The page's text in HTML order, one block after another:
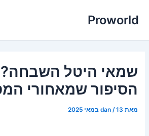
לתוכןProworld
שמאי היטל השבחה?
הסיפור שמאחורי
מאת dan /13 במאי 2025